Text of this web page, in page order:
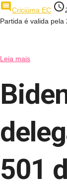
commentCriciúma EC access_time
Partida é valida pela
Leia mais
501